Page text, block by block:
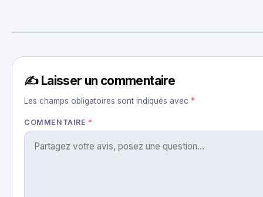
✍️ Laisser un commentaire
Les champs obligatoires sont indiqués avec *
COMMENTAIRE *